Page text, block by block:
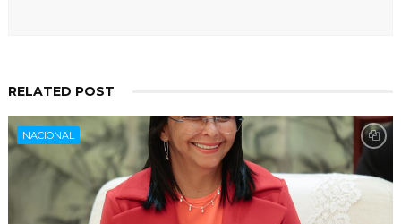
RELATED POST
NACIONAL